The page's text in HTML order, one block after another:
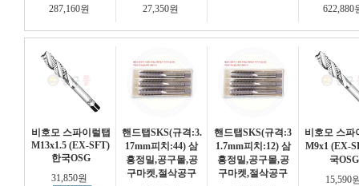
287,160원
27,350원
622,880
비호모 스파이럴탭
M13x1.5 (EX-SFT)
한국OSG
31,850원
핸드탭SKS(규격:3.
17mm피치:44) 삼
흥정밀,공구몰,공
구마켓,절삭공구
핸드탭SKS(규격:3
1.7mm피치:12) 삼
흥정밀,공구몰,공
구마켓,절삭공구
비호모 스파
M9x1 (EX-
국OSG
15,590